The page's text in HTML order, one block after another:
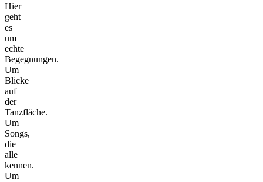
Hier
geht
es
um
echte
Begegnungen.
Um
Blicke
auf
der
Tanzfläche.
Um
Songs,
die
alle
kennen.
Um